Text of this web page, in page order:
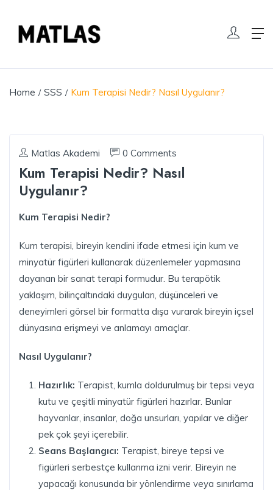
Home SSS Kum Terapisi Nedir? Nasıl Uygulanır?
Matlas Akademi 0 Comments
Kum Terapisi Nedir? Nasıl
Uygulanır?
Kum Terapisi Nedir?
Kum terapisi, bireyin kendini ifade etmesi için kum ve
minyatür figürleri kullanarak düzenlemeler yapmasına
dayanan bir sanat terapi formudur. Bu terapötik
yaklaşım, bilinçaltındaki duyguları, düşünceleri ve
deneyimleri görsel bir formatta dışa vurarak bireyin içsel
dünyasına erişmeyi ve anlamayı amaçlar.
Nasıl Uygulanır?
Hazırlık: Terapist, kumla doldurulmuş bir tepsi veya
kutu ve çeşitli minyatür figürleri hazırlar. Bunlar
hayvanlar, insanlar, doğa unsurları, yapılar ve diğer
pek çok şeyi içerebilir.
Seans Başlangıcı: Terapist, bireye tepsi ve
figürleri serbestçe kullanma izni verir. Bireyin ne
yapacağı konusunda bir yönlendirme veya sınırlama